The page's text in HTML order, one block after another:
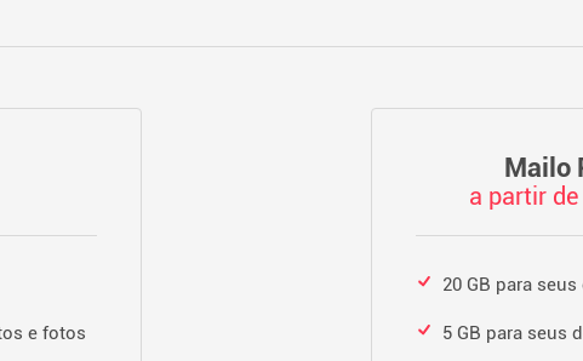
e fotos
Mailo
a partir
20 GB para
5 GB para seus